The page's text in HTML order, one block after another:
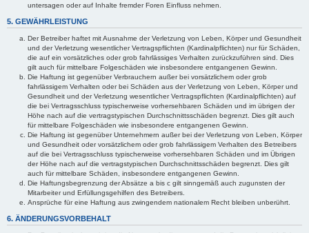
untersagen oder auf Inhalte fremder Foren Einfluss nehmen.
5. GEWÄHRLEISTUNG
Der Betreiber haftet mit Ausnahme der Verletzung von Leben, Körper und Gesundheit
und der Verletzung wesentlicher Vertragspflichten (Kardinalpflichten) nur für Schäden,
die auf ein vorsätzliches oder grob fahrlässiges Verhalten zurückzuführen sind. Dies
gilt auch für mittelbare Folgeschäden wie insbesondere entgangenen Gewinn.
Die Haftung ist gegenüber Verbrauchern außer bei vorsätzlichem oder grob
fahrlässigem Verhalten oder bei Schäden aus der Verletzung von Leben, Körper und
Gesundheit und der Verletzung wesentlicher Vertragspflichten (Kardinalpflichten) auf
die bei Vertragsschluss typischerweise vorhersehbaren Schäden und im übrigen der
Höhe nach auf die vertragstypischen Durchschnittsschäden begrenzt. Dies gilt auch
für mittelbare Folgeschäden wie insbesondere entgangenen Gewinn.
Die Haftung ist gegenüber Unternehmern außer bei der Verletzung von Leben, Körper
und Gesundheit oder vorsätzlichem oder grob fahrlässigem Verhalten des Betreibers
auf die bei Vertragsschluss typischerweise vorhersehbaren Schäden und im Übrigen
der Höhe nach auf die vertragstypischen Durchschnittsschäden begrenzt. Dies gilt
auch für mittelbare Schäden, insbesondere entgangenen Gewinn.
Die Haftungsbegrenzung der Absätze a bis c gilt sinngemäß auch zugunsten der
Mitarbeiter und Erfüllungsgehilfen des Betreibers.
Ansprüche für eine Haftung aus zwingendem nationalem Recht bleiben unberührt.
6. ÄNDERUNGSVORBEHALT